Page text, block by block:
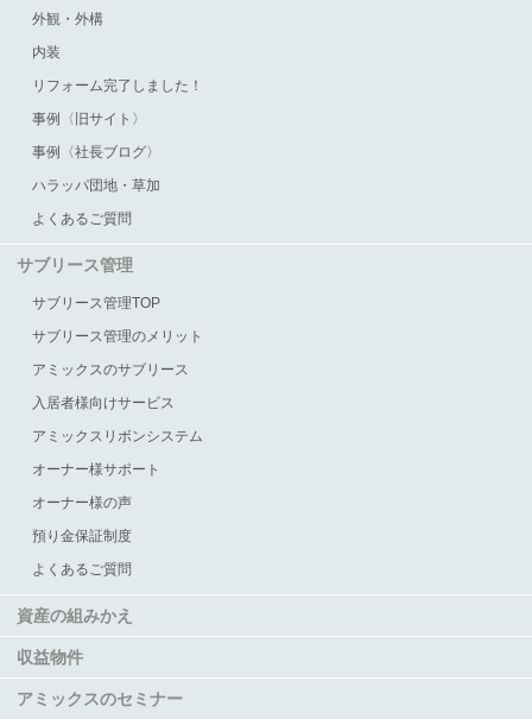
外観・外構
内装
リフォーム完了しました！
事例〈旧サイト〉
事例〈社長ブログ〉
ハラッパ団地・草加
よくあるご質問
サブリース管理
サブリース管理TOP
サブリース管理のメリット
アミックスのサブリース
入居者様向けサービス
アミックスリボンシステム
オーナー様サポート
オーナー様の声
預り金保証制度
よくあるご質問
資産の組みかえ
収益物件
アミックスのセミナー